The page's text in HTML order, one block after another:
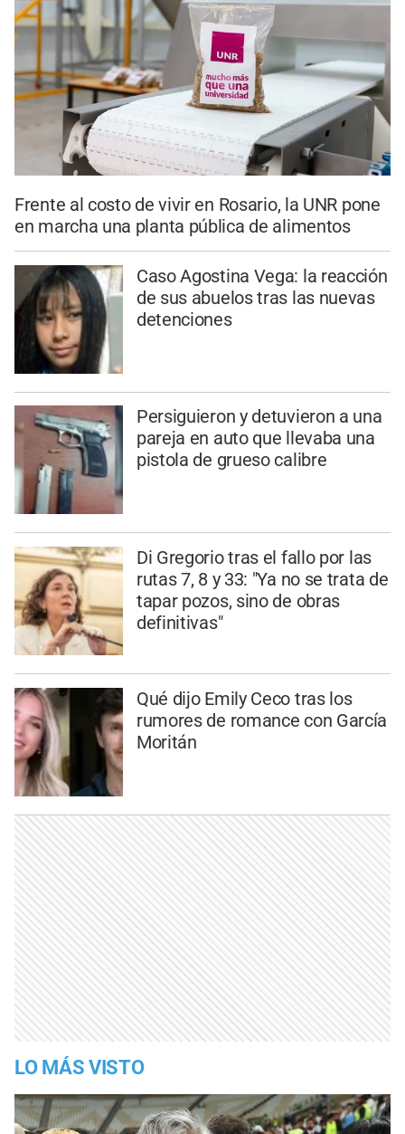
Frente al costo de vivir en Rosario, la UNR pone
en marcha una planta pública de alimentos
Caso Agostina Vega: la reacción
de sus abuelos tras las nuevas
detenciones
Persiguieron y detuvieron a una
pareja en auto que llevaba una
pistola de grueso calibre
Di Gregorio tras el fallo por las
rutas 7, 8 y 33: "Ya no se trata de
tapar pozos, sino de obras
definitivas"
Qué dijo Emily Ceco tras los
rumores de romance con García
Moritán
LO MÁS VISTO